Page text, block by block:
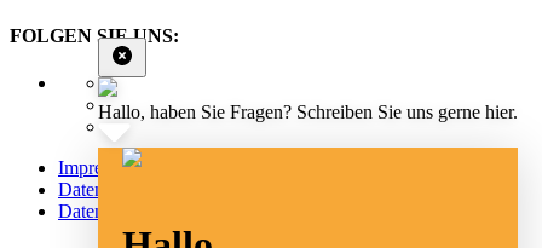
FOLGEN SIE UNS:
Impressum
Datenschutz
Datenschutz Social Media
Hallo, haben Sie Fragen? Schreiben Sie uns gerne hier.